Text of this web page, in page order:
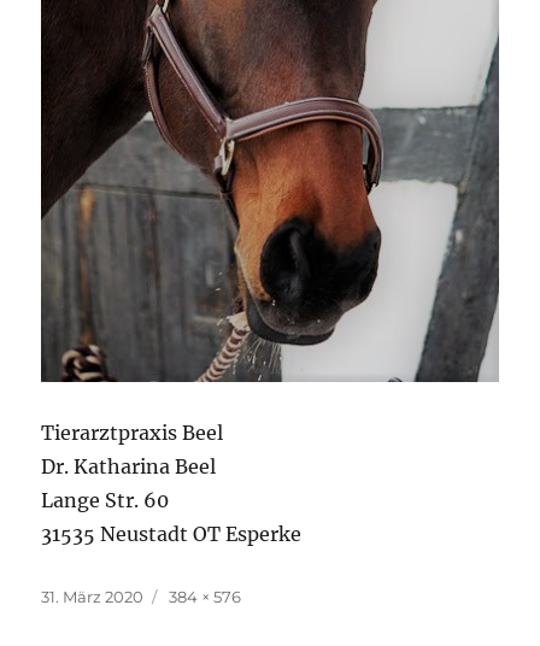
Tierarztpraxis Beel
Dr. Katharina Beel
Lange Str. 60
31535 Neustadt OT Esperke
Veröffentlicht
31. März 2020 Originalgröße
384 × 576